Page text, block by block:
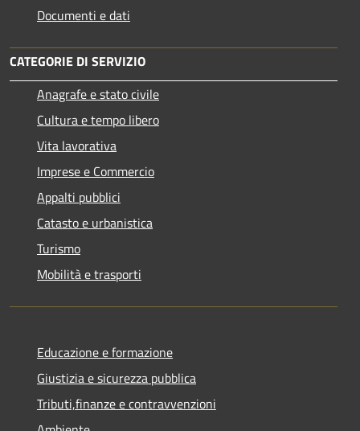
Documenti e dati
CATEGORIE DI SERVIZIO
Anagrafe e stato civile
Cultura e tempo libero
Vita lavorativa
Imprese e Commercio
Appalti pubblici
Catasto e urbanistica
Turismo
Mobilità e trasporti
Educazione e formazione
Giustizia e sicurezza pubblica
Tributi,finanze e contravvenzioni